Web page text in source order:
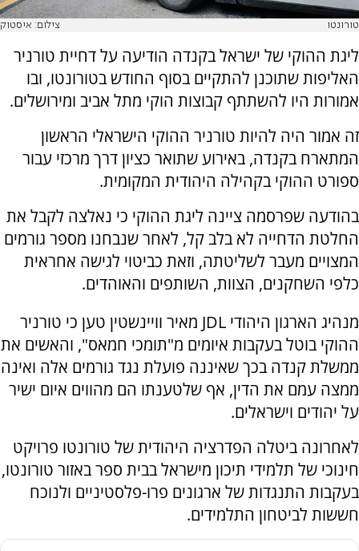
טורונטו צילום: איסטוק
ליגת ההוקי של ישראל בקנדה הודיעה על דחיית טורניר
האליפות שתוכנן להתקיים בסוף החודש בטורונטו, ובו
אמורות היו להשתתף קבוצות הוקי מתל אביב ומירושלים.
זה אמור היה להיות טורניר ההוקי הישראלי הראשון
המתארח בקנדה, באירוע שתואר כציון דרך מרכזי עבור
ספורט ההוקי בקהילה היהודית המקומית.
בהודעה שפרסמה ציינה ליגת ההוקי כי נאלצה לקבל את
החלטת הדחייה לא בלב קל, לאחר שנבחנו מספר גורמים
המצויים מעבר לשליטתה, וזאת כביטוי לגישה אחראית
כלפי השחקנים, הצוות, השותפים והאוהדים.
מנהיג הארגון היהודי JDL מאיר וויינשטין טען כי טורניר
ההוקי בוטל בעקבות איומים מ"תומכי חמאס", והאשים את
ממשלת קנדה בכך שאיננה פועלת נגד גורמים אלה ואינה
ממצה עמם את הדין, אף שלטענתו הם מהווים איום ישיר
על יהודים וישראלים.
לאחרונה ביטלה הפדרציה היהודית של טורונטו פרויקט
חינוכי של תלמידי תיכון מישראל בבית ספר באזור טורונטו,
בעקבות התנגדות של ארגונים פרו-פלסטיניים ולנוכח
חששות לביטחון התלמידים.